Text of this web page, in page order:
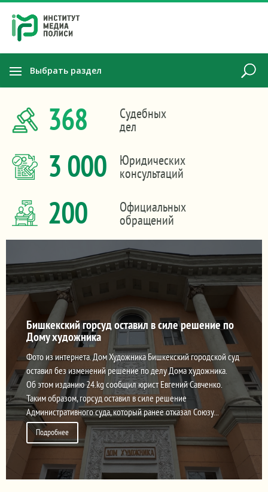
Выбрать раздел
368 Судебных
дел
3 000 Юридических
консультаций
200 Официальных
обращений
Бишкекский горсуд оставил в силе решение по
Дому художника
Фото из интернета. Дом Художника Бишкекский городской суд
оставил без изменений решение по делу Дома художника.
Об этом изданию 24.kg сообщил юрист Евгений Савченко.
Таким образом, горсуд оставил в силе решение
Административного суда, который ранее отказал Союзу...
Подробнее